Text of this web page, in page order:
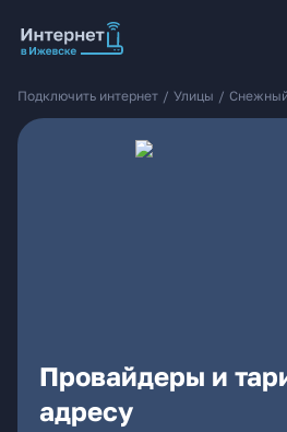
Подключить интернет / Улицы /
Провайдеры и
адресу